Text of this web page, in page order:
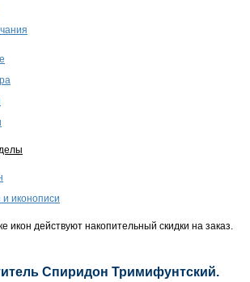
и иконописи
икон действуют накопительный скидки на заказ.
Спиридон Тримифунтский.